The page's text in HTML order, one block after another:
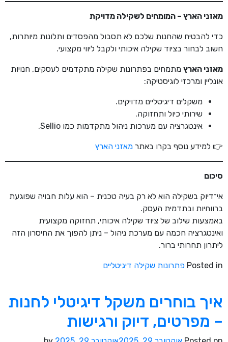
מאזני הארץ – המומחים לשקילה מדויקת
כדי להבטיח שהחנות שלכם לא תסבול מהפסדים ותלונות מיותרות,
חשוב לבחור בציוד שקילה איכותי ולקבל ליווי מקצועי.
מאזני הארץ מתמחים בפתרונות שקילה מתקדמים לעסקים, חנויות
אונליין ומרכזי לוגיסטיקה:
משקלים דיגיטליים מדויקים.
שירותי כיול ותחזוקה.
אינטגרציה עם מערכות ניהול מתקדמות כמו Sellio.
👉 למידע נוסף בקרו באתר מאזני הארץ
סיכום
אי־דיוק בשקילה הוא לא רק בעיה טכנית – הוא עלות חבויה שפוגעת
ברווחיות ובתדמית העסק.
באמצעות שילוב של ציוד שקילה איכותי, תחזוקה מקצועית
ואינטגרציה חכמה עם מערכת ניהול – ניתן להפוך את החיסרון הזה
ליתרון תחרותי ברור.
Posted in פתרונות שקילה דיגיטליים
איך בוחרים משקל דיגיטלי לחנות
– מפרטים, דיוק ורגישות